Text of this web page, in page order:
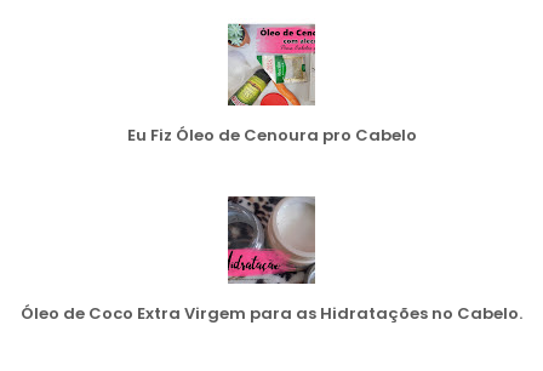
Eu Fiz Óleo de Cenoura pro Cabelo
Óleo de Coco Extra Virgem para as Hidratações no Cabelo.